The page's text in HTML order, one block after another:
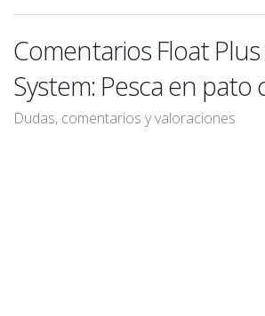
Comentarios Float
System: Pesca en
Dudas, comentarios y valoraciones